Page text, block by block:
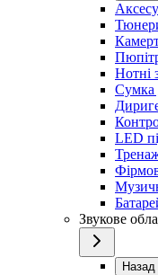
Нотні
Сумка
LED
Звукове
Назад